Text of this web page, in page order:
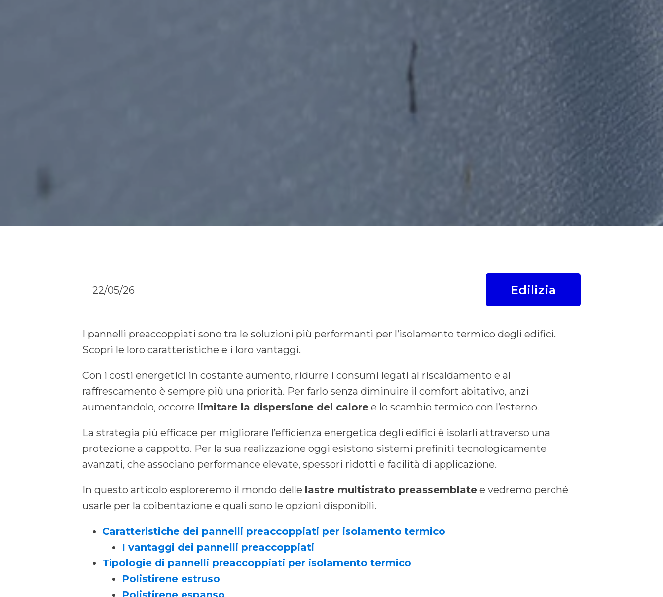
22/05/26 Edilizia
I pannelli preaccoppiati sono tra le soluzioni più performanti per l’isolamento termico degli edifici.
Scopri le loro caratteristiche e i loro vantaggi.
Con i costi energetici in costante aumento, ridurre i consumi legati al riscaldamento e al
raffrescamento è sempre più una priorità. Per farlo senza diminuire il comfort abitativo, anzi
aumentandolo, occorre limitare la dispersione del calore e lo scambio termico con l’esterno.
La strategia più efficace per migliorare l’efficienza energetica degli edifici è isolarli attraverso una
protezione a cappotto. Per la sua realizzazione oggi esistono sistemi prefiniti tecnologicamente
avanzati, che associano performance elevate, spessori ridotti e facilità di applicazione.
In questo articolo esploreremo il mondo delle lastre multistrato preassemblate e vedremo perché
usarle per la coibentazione e quali sono le opzioni disponibili.
Caratteristiche dei pannelli preaccoppiati per isolamento termico
I vantaggi dei pannelli preaccoppiati
Tipologie di pannelli preaccoppiati per isolamento termico
Polistirene estruso
Polistirene espanso